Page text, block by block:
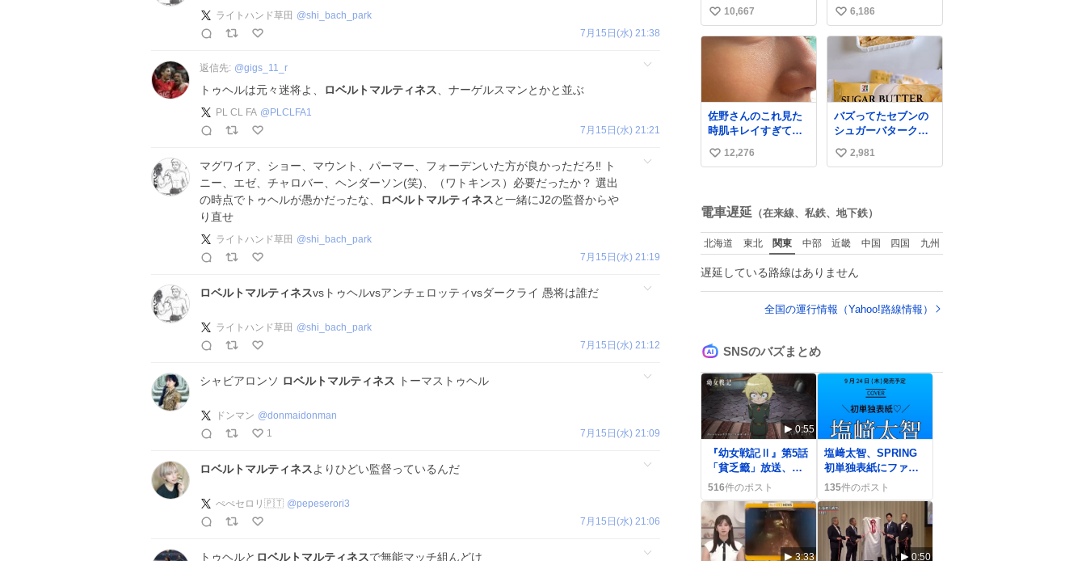
ライトハンド草田 @shi_bach_park
7月15日(水) 21:38
返信先: @gigs_11_r
トゥヘルは元々迷将よ、 ロベルトマルティネス 、ナーゲルスマンとかと並ぶ
PL CL FA @ PLCLFA1
7月15日(水) 21:21
マグワイア、ショー、マウント、パーマー、フォーデンいた方が良かっただろ‼️ ト
ニー、エゼ、チャロバー、ヘンダーソン(笑)、（ワトキンス）必要だったか？ 選出
の時点でトゥヘルが愚かだったな、
ロベルトマルティネスと一緒にJ2の監督からや
り直せ
ライトハンド草田 @shi_bach_park
7月15日(水) 21:19
ロベルトマルティネスvsトゥヘルvsアンチェロッティvsダークライ 愚将は誰だ
ライトハンド草田 @shi_bach_park
7月15日(水) 21:12
シャビアロンソ ロベルトマルティネス トーマストゥヘル
ドンマン @donmaidonman
1
7月15日(水) 21:09
ロベルトマルティネスよりひどい監督っているんだ
ぺぺセロリ🇵🇹 @pepeserori3
7月15日(水) 21:06
トゥヘルと ロベルトマルティネスで無能マッチ組んどけ
の弟を思い出しなが
ら)
い
い
10,667
すぎて駅前にコンパ
クトシティつくって
高齢者を住ませる考
えらしい 病院も全部
い
い
ね
6,186
佐野さんのこれ見た
時肌キレイすぎてび
っくりしたし、やは
りアイドルって体型･
い
数
12,276
バズってたセブンの
シュガーバタークレ
ープうますぎて
7NOWで買い溜め🛒
い
数
2,981
電車遅延 （在来線、私鉄、地下鉄）
北海道 東北 関東 中部 近畿 中国 四国 九州
遅延している路線はありません
全国の運行情報（Yahoo!路線情報）
SNSのバズまとめ
0:55
『幼女戦記Ⅱ』第5話
「貧乏籤」放送、ゼ
ートゥーア左遷にタ
ーニャへの悲しみの
声が一部で広がる
516件のポスト
塩﨑太智、SPRING
初単独表紙にファン
歓喜「だいちくん最
高」予約殺到
135件のポスト
3:33 0:50